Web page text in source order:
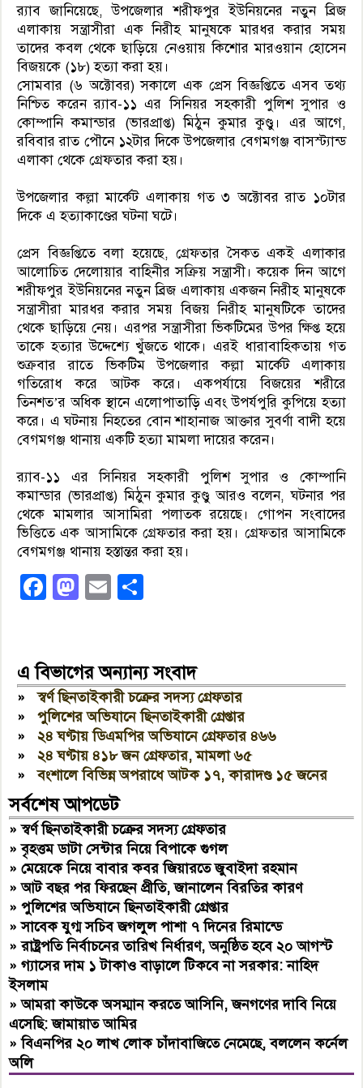
র‍্যাব জানিয়েছে, উপজেলার শরীফপুর ইউনিয়নের নতুন ব্রিজ
এলাকায় সন্ত্রাসীরা এক নিরীহ মানুষকে মারধর করার সময়
তাদের কবল থেকে ছাড়িয়ে নেওয়ায় কিশোর মারওয়ান হোসেন
বিজয়কে (১৮) হত্যা করা হয়।
সোমবার (৬ অক্টোবর) সকালে এক প্রেস বিজ্ঞপ্তিতে এসব তথ্য
নিশ্চিত করেন র‍্যাব-১১ এর সিনিয়র সহকারী পুলিশ সুপার ও
কোম্পানি কমান্ডার (ভারপ্রাপ্ত) মিঠুন কুমার কুণ্ডু। এর আগে,
রবিবার রাত পৌনে ১২টার দিকে উপজেলার বেগমগঞ্জ বাসস্ট্যান্ড
এলাকা থেকে গ্রেফতার করা হয়।
উপজেলার কল্লা মার্কেট এলাকায় গত ৩ অক্টোবর রাত ১০টার
দিকে এ হত্যাকাণ্ডের ঘটনা ঘটে।
প্রেস বিজ্ঞপ্তিতে বলা হয়েছে, গ্রেফতার সৈকত একই এলাকার
আলোচিত দেলোয়ার বাহিনীর সক্রিয় সন্ত্রাসী। কয়েক দিন আগে
শরীফপুর ইউনিয়নের নতুন ব্রিজ এলাকায় একজন নিরীহ মানুষকে
সন্ত্রাসীরা মারধর করার সময় বিজয় নিরীহ মানুষটিকে তাদের
থেকে ছাড়িয়ে নেয়। এরপর সন্ত্রাসীরা ভিকটিমের উপর ক্ষিপ্ত হয়ে
তাকে হত্যার উদ্দেশ্যে খুঁজতে থাকে। এরই ধারাবাহিকতায় গত
শুক্রবার রাতে ভিকটিম উপজেলার কল্লা মার্কেট এলাকায়
গতিরোধ করে আটক করে। একপর্যায়ে বিজয়ের শরীরে
তিনশত’র অধিক স্থানে এলোপাতাড়ি এবং উপর্যপুরি কুপিয়ে হত্যা
করে। এ ঘটনায় নিহতের বোন শাহানাজ আক্তার সুবর্ণা বাদী হয়ে
বেগমগঞ্জ থানায় একটি হত্যা মামলা দায়ের করেন।
র‍্যাব-১১ এর সিনিয়র সহকারী পুলিশ সুপার ও কোম্পানি
কমান্ডার (ভারপ্রাপ্ত) মিঠুন কুমার কুণ্ডু আরও বলেন, ঘটনার পর
থেকে মামলার আসামিরা পলাতক রয়েছে। গোপন সংবাদের
ভিত্তিতে এক আসামিকে গ্রেফতার করা হয়। গ্রেফতার আসামিকে
বেগমগঞ্জ থানায় হস্তান্তর করা হয়।
Facebook
Mastodon
Email
এ বিভাগের অন্যান্য সংবাদ
»স্বর্ণ ছিনতাইকারী চক্রের সদস্য গ্রেফতার
»পুলিশের অভিযানে ছিনতাইকারী গ্রেপ্তার
»২৪ ঘণ্টায় ডিএমপির অভিযানে গ্রেফতার ৪৬৬
»২৪ ঘণ্টায় ৪১৮ জন গ্রেফতার, মামলা ৬৫
»বংশালে বিভিন্ন অপরাধে আটক ১৭, কারাদণ্ড ১৫ জনের
সর্বশেষ আপডেট
»স্বর্ণ ছিনতাইকারী চক্রের সদস্য গ্রেফতার
»বৃহত্তম ডাটা সেন্টার নিয়ে বিপাকে গুগল
»মেয়েকে নিয়ে বাবার কবর জিয়ারতে জুবাইদা রহমান
»আট বছর পর ফিরছেন প্রীতি, জানালেন বিরতির কারণ
»পুলিশের অভিযানে ছিনতাইকারী গ্রেপ্তার
»সাবেক যুগ্ম সচিব জগলুল পাশা ৭ দিনের রিমান্ডে
»রাষ্ট্রপতি নির্বাচনের তারিখ নির্ধারণ, অনুষ্ঠিত হবে ২০ আগস্ট
»গ্যাসের দাম ১ টাকাও বাড়ালে টিকবে না সরকার: নাহিদ
ইসলাম
»আমরা কাউকে অসম্মান করতে আসিনি, জনগণের দাবি নিয়ে
এসেছি: জামায়াত আমির
»বিএনপির ২০ লাখ লোক চাঁদাবাজিতে নেমেছে, বললেন কর্নেল
অলি